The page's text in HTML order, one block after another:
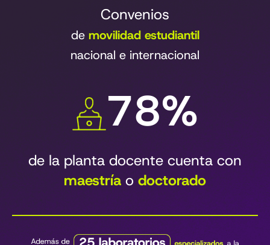
Convenios
de movilidad estudiantil
nacional e internacional
98%
de la planta docente cuenta con
maestría o doctorado